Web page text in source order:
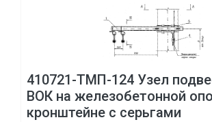
410721-ТМП-124 Узел
ВОК на железобетонной
кронштейне с серьгами